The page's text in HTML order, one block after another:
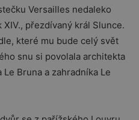
Versailles nedaleko
přezdívaný král Slunce.
které mu bude celý svět
snu si povolala architekta
Bruna a zahradníka Le